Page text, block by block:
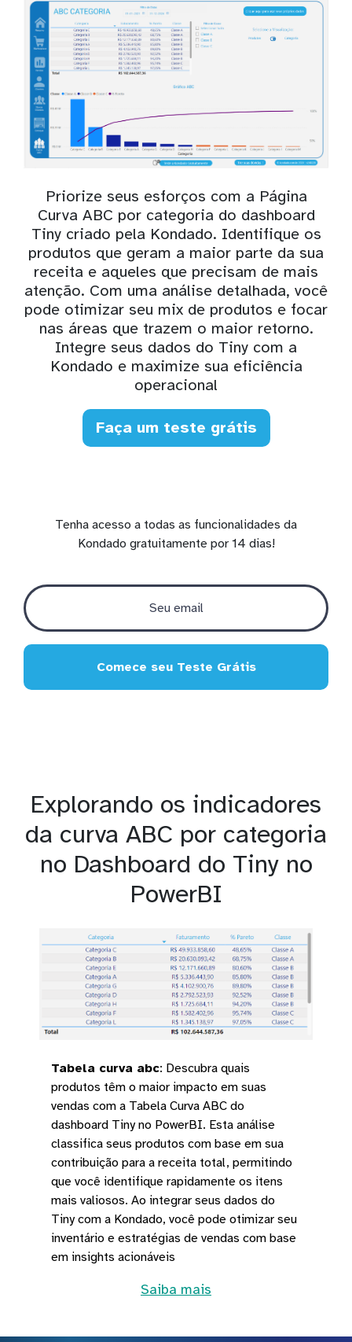
Priorize seus esforços com a Página
Curva ABC por categoria do dashboard
Tiny criado pela Kondado. Identifique os
produtos que geram a maior parte da sua
receita e aqueles que precisam de mais
atenção. Com uma análise detalhada, você
pode otimizar seu mix de produtos e focar
nas áreas que trazem o maior retorno.
Integre seus dados do Tiny com a
Kondado e maximize sua eficiência
operacional
Faça um teste grátis
Tenha acesso a todas as funcionalidades da
Kondado gratuitamente por 14 dias!
Comece seu Teste Grátis
Explorando os indicadores
da curva ABC por categoria
no Dashboard do Tiny no
PowerBI
Tabela curva abc: Descubra quais
produtos têm o maior impacto em suas
vendas com a Tabela Curva ABC do
dashboard Tiny no PowerBI. Esta análise
classifica seus produtos com base em sua
contribuição para a receita total, permitindo
que você identifique rapidamente os itens
mais valiosos. Ao integrar seus dados do
Tiny com a Kondado, você pode otimizar seu
inventário e estratégias de vendas com base
em insights acionáveis
Saiba mais